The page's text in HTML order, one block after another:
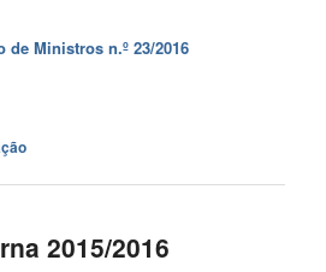
de Ministros n.º 23/2016
2015/2016